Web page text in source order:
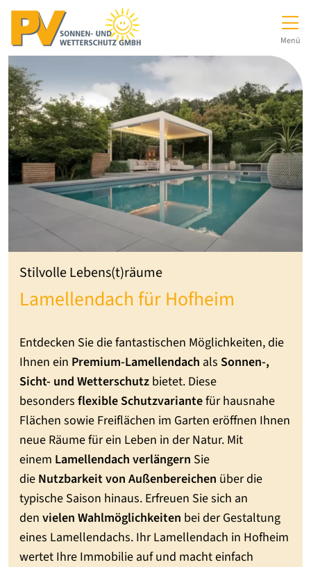
zur Top-Navigation
zur Hauptnavigation
Inhalt springen
zum Footer
Hauptnavigation
Menü
Stilvolle Lebens(t)räume
Lamellendach für Hofheim
Entdecken Sie die fantastischen Möglichkeiten, die
Ihnen ein Premium-Lamellendach als Sonnen-,
Sicht- und Wetterschutz bietet. Diese
besonders flexible Schutzvariantefür hausnahe
Flächen sowie Freiflächen im Garten eröffnen Ihnen
neue Räume für ein Leben in der Natur. Mit
einem Lamellendach verlängern Sie
die Nutzbarkeit von Außenbereichen über die
typische Saison hinaus. Erfreuen Sie sich an
den vielen Wahlmöglichkeiten bei der Gestaltung
eines Lamellendachs. Ihr Lamellendach in Hofheim
wertet Ihre Immobilie auf und macht einfach